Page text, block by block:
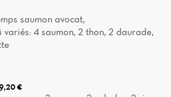
saumon avocat,
variés: 4 saumon, 2 thon, 2 daurade,
€
Home